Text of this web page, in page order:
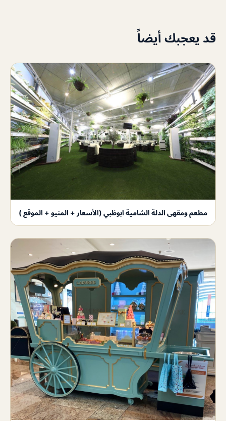
قد يعجبك أيضاً
مطعم ومقهى الدلة الشامية ابوظبي (الأسعار + المنيو + الموقع )